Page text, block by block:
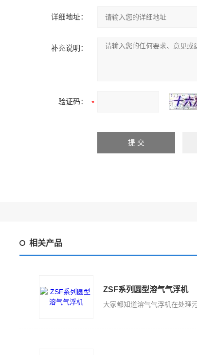
详细地址：
补充说明：
验证码：
相关产品
ZSF系列圆型溶气气浮机